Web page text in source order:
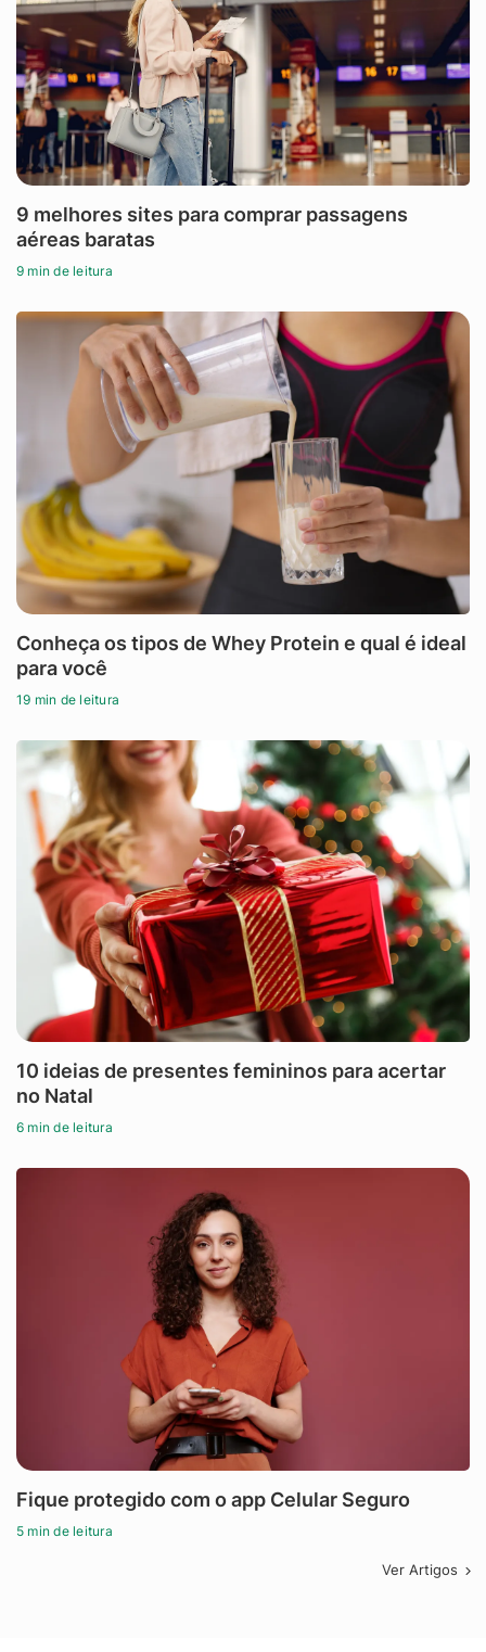
9 melhores sites para comprar passagens
aéreas baratas
9 min de leitura
Conheça os tipos de Whey Protein e qual é ideal
para você
19 min de leitura
10 ideias de presentes femininos para acertar
no Natal
6 min de leitura
Fique protegido com o app Celular Seguro
5 min de leitura
Ver Artigos